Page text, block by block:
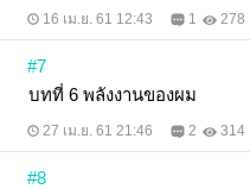
16 เม.ย. 61 12:43 1 278
#7
บทที่ 6 พลังงานของผม
27 เม.ย. 61 21:46 2 314
#8